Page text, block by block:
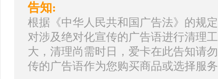
告知:
根据《中华人民共和国广告法》的规
对涉及绝对化宣传的广告语进行清理
大，清理尚需时日，爱卡在此告知请
传的广告语作为您购买商品或选择服